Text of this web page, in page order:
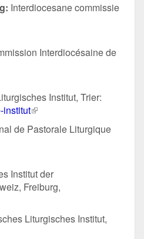
Interdiocesane commissie
Interdiocésaine de
Institut, Trier:
institut(externe
link)
de Pastorale Liturgique
Institut der
Freiburg,
Liturgisches Institut,